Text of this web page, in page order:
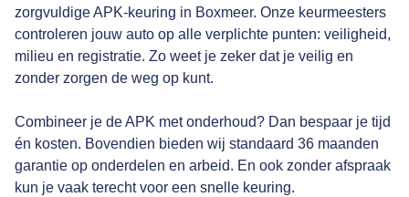
zorgvuldige APK-keuring in Boxmeer. Onze keurmeesters
controleren jouw auto op alle verplichte punten: veiligheid,
milieu en registratie. Zo weet je zeker dat je veilig en
zonder zorgen de weg op kunt.
Combineer je de APK met onderhoud? Dan bespaar je tijd
én kosten. Bovendien bieden wij standaard 36 maanden
garantie op onderdelen en arbeid. En ook zonder afspraak
kun je vaak terecht voor een snelle keuring.